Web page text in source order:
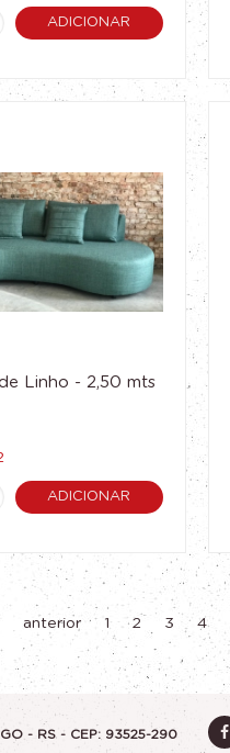
ADICIONAR
Linho - 2,50 mts
ADICIONAR
anterior 1 2 3 4
- RS - CEP: 93525-290